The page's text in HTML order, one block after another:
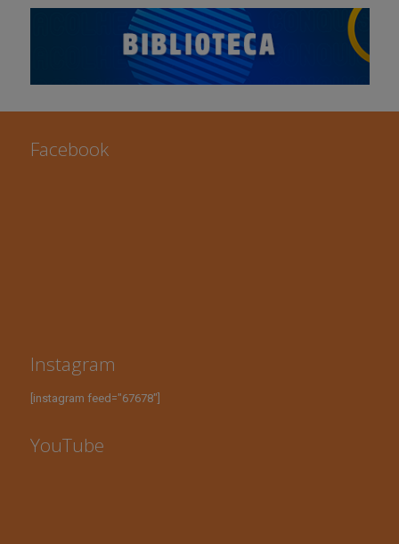
Facebook
Instagram
[instagram feed="67678"]
YouTube